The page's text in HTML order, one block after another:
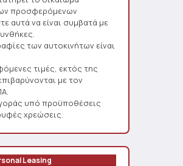
προσφερόμενων
αυτά να είναι συμβατά με
των αυτοκινήτων είναι
τιμές, εκτός της
με τον
υπό προϋποθέσεις
χρεώσεις.
Leasing